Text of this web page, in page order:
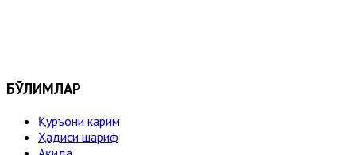
БЎЛИМЛАР
Қуръони карим
Ҳадиси шариф